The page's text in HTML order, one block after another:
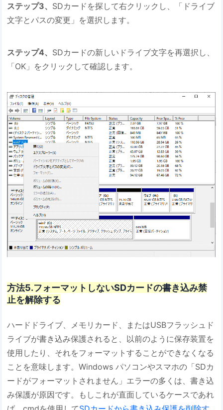
ステップ3、 SDカードを探して右クリックし、「ドライブ
文字とパスの変更」を選択します。
ステップ4、 SDカードの新しいドライブ文字を再選択し、
「OK」をクリックして確認します。
方法5.フォーマットしないSDカードの書き込み禁
止を解除する
ハードドライブ、メモリカード、またはUSBフラッシュド
ライブが書き込み保護されると、以前のように保存装置を
使用したり、それをフォーマットすることができなくなる
ことを意味します。Windows パソコンやスマホの「SDカ
ードがフォーマットされません」エラーの多くは、書き込
み保護が原因です。もしこれが直面しているケースであれ